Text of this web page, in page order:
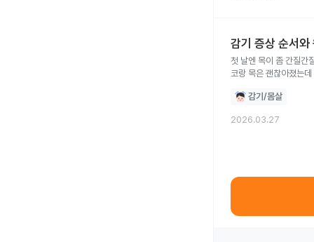
감기 증상 순서
첫 날엔 목이 좀 간질간
코랑 목은 괜찮아졌는
감기/몸살
2026.03.27